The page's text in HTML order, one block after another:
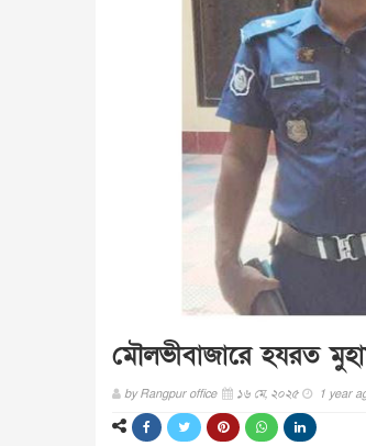
মৌলভীবাজারে হযরত
byRangpur office ১৬ মে, ২০২৫ 1 year